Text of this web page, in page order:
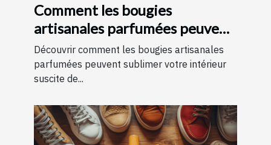
Comment les bougies
artisanales parfumées peuvent
améliorer votre intérieur
Découvrir comment les bougies artisanales
parfumées peuvent sublimer votre intérieur
suscite de...